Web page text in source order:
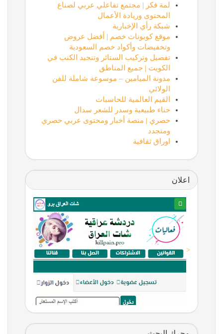
لمة فكر | مجتمع تفاعلي عربي لصناع
المحتوى وريادة الأعمال
شبكة رأي الإخبارية
موقع كوبونات خصم | أفضل عروض
وتخفيضات وأكواد خصم السعودية
تفصيل وتركيب الستائر وتنجيد الكنب في
الكويت | جميع المناطق
مدونة الميامين – موسوعة شاملة للفن
الولائي
القيم العالمية للحاسبات
حناء طبيعية وسدر للشعر سدال
حصري | منصة أخبار ومحتوى عربي حصري
ومتجدد
اوراق ثقافية
اعلان
<